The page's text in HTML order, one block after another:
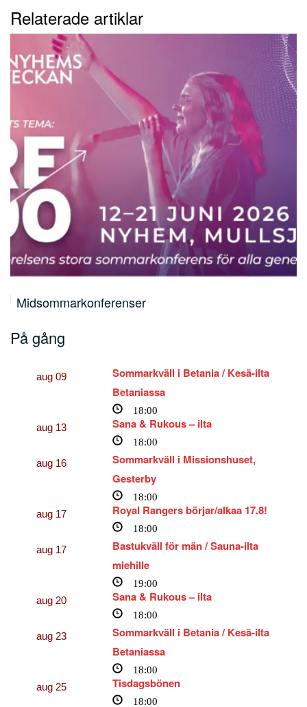
Relaterade artiklar
Midsommarkonferenser
På gång
aug 09
Sommarkväll i Betania / Kesä-ilta
Betaniassa
18:00
aug 13 Sana & Rukous – ilta
18:00
aug 16
Sommarkväll i Missionshuset,
Gesterby
18:00
aug 17 Royal Rangers börjar/alkaa 17.8!
18:00
aug 17
Bastukväll för män / Sauna-ilta
miehille
19:00
aug 20 Sana & Rukous – ilta
18:00
aug 23
Sommarkväll i Betania / Kesä-ilta
Betaniassa
18:00
aug 25 Tisdagsbönen
18:00